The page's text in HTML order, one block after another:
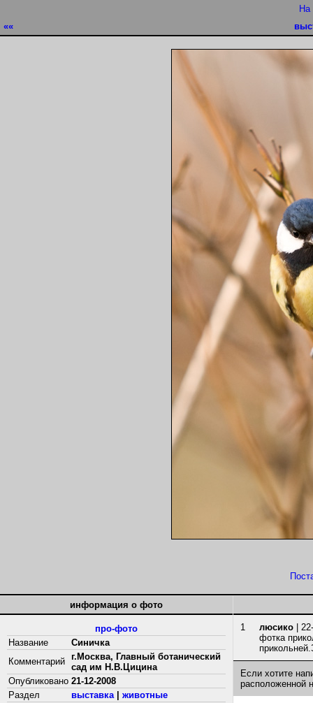
На
««
информация о фото
про-фото
Название
Синичка
Комментарий
г.Москва, Главный ботанический
сад им Н.В.Цицина
Опубликовано 21-12-2008
Раздел
выставка| животные
1 люсико |
фотка
Если хотите
расположенной